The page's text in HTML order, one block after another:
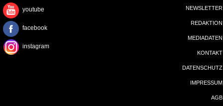
youtube
facebook
instagram
NEWSLETTER
REDAKTION
MEDIADATEN
KONTAKT
DATENSCHUTZ
IMPRESSUM
AGB